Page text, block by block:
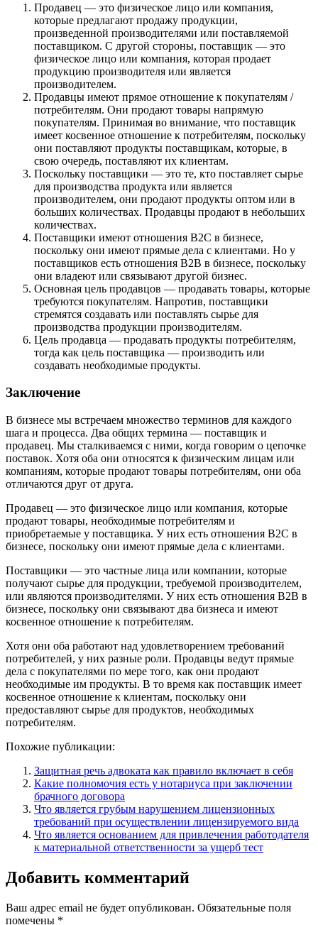
Продавец — это физическое лицо или компания,
которые предлагают продажу продукции,
произведенной производителями или поставляемой
поставщиком. С другой стороны, поставщик — это
физическое лицо или компания, которая продает
продукцию производителя или является
производителем.
Продавцы имеют прямое отношение к покупателям /
потребителям. Они продают товары напрямую
покупателям. Принимая во внимание, что поставщик
имеет косвенное отношение к потребителям, поскольку
они поставляют продукты поставщикам, которые, в
свою очередь, поставляют их клиентам.
Поскольку поставщики — это те, кто поставляет сырье
для производства продукта или является
производителем, они продают продукты оптом или в
больших количествах. Продавцы продают в небольших
количествах.
Поставщики имеют отношения B2C в бизнесе,
поскольку они имеют прямые дела с клиентами. Но у
поставщиков есть отношения B2B в бизнесе, поскольку
они владеют или связывают другой бизнес.
Основная цель продавцов — продавать товары, которые
требуются покупателям. Напротив, поставщики
стремятся создавать или поставлять сырье для
производства продукции производителям.
Цель продавца — продавать продукты потребителям,
тогда как цель поставщика — производить или
создавать необходимые продукты.
Заключение
В бизнесе мы встречаем множество терминов для каждого
шага и процесса. Два общих термина — поставщик и
продавец. Мы сталкиваемся с ними, когда говорим о цепочке
поставок. Хотя оба они относятся к физическим лицам или
компаниям, которые продают товары потребителям, они оба
отличаются друг от друга.
Продавец — это физическое лицо или компания, которые
продают товары, необходимые потребителям и
приобретаемые у поставщика. У них есть отношения B2C в
бизнесе, поскольку они имеют прямые дела с клиентами.
Поставщики — это частные лица или компании, которые
получают сырье для продукции, требуемой производителем,
или являются производителями. У них есть отношения B2B в
бизнесе, поскольку они связывают два бизнеса и имеют
косвенное отношение к потребителям.
Хотя они оба работают над удовлетворением требований
потребителей, у них разные роли. Продавцы ведут прямые
дела с покупателями по мере того, как они продают
необходимые им продукты. В то время как поставщик имеет
косвенное отношение к клиентам, поскольку они
предоставляют сырье для продуктов, необходимых
потребителям.
Похожие публикации:
Защитная речь адвоката как правило включает в себя
Какие полномочия есть у нотариуса при заключении
брачного договора
Что является грубым нарушением лицензионных
требований при осуществлении лицензируемого вида
Что является основанием для привлечения работодателя
к материальной ответственности за ущерб тест
Добавить комментарий
Ваш адрес email не будет опубликован. Обязательные поля
помечены *